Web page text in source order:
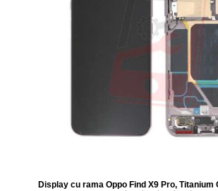
Display cu rama Oppo Find X9 Pro, Titanium